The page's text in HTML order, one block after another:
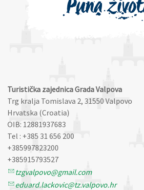
Turistička zajednica Grada Valpova
Trg kralja Tomislava 2, 31550 Valpovo
Hrvatska (Croatia)
OIB: 12881937683
Tel : +385 31 656 200
+385997823200
+385915793527
tzgvalpovo@gmail.com
eduard.lackovic@tz.valpovo.hr